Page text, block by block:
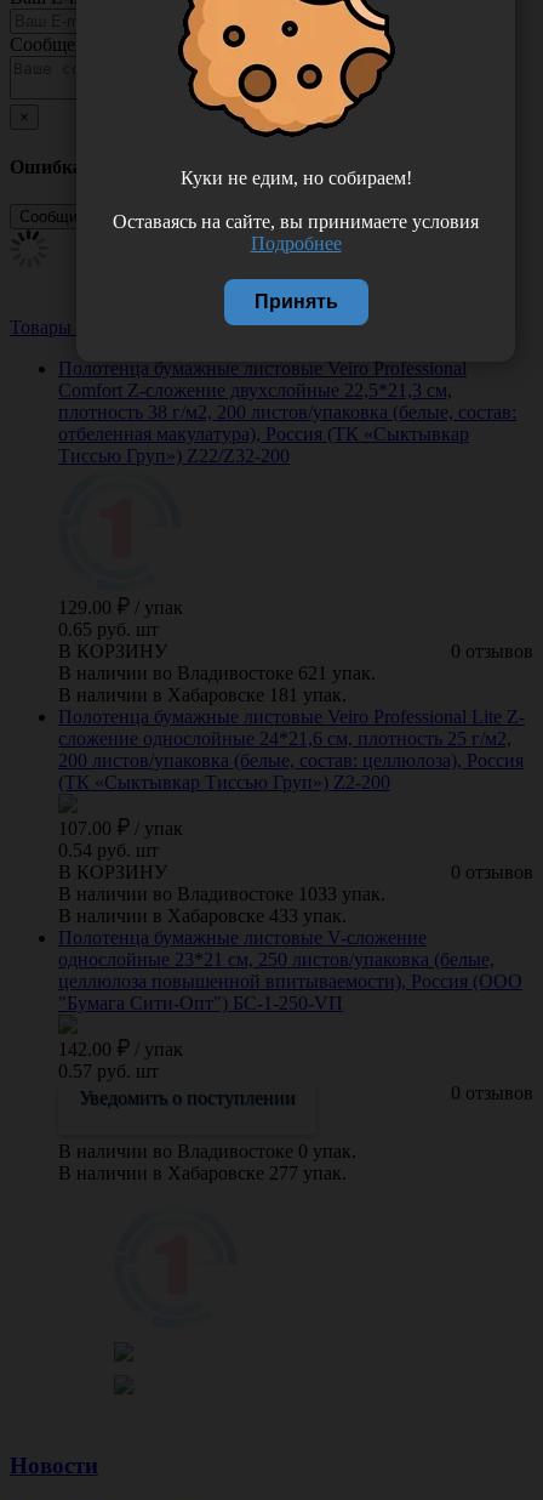
Сообщение
×
Ошибка
Товары из этой категории Посмотреть все
Полотенца бумажные листовые Veiro Professional
Comfort Z-сложение двухслойные 22,5*21,3 см,
плотность 38 г/м2, 200 листов/упаковка (белые, состав:
отбеленная макулатура), Россия (ТК «Сыктывкар
Тиссью Груп») Z22/Z32-200
129.00 / упак
0.65 руб. шт
0 отзывов
В КОРЗИНУ
В наличии во Владивостоке 621 упак.
В наличии в Хабаровске 181 упак.
Полотенца бумажные листовые Veiro Professional Lite Z-
сложение однослойные 24*21,6 см, плотность 25 г/м2,
200 листов/упаковка (белые, состав: целлюлоза), Россия
(ТК «Сыктывкар Тиссью Груп») Z2-200
107.00 / упак
0.54 руб. шт
0 отзывов
В КОРЗИНУ
В наличии во Владивостоке 1033 упак.
В наличии в Хабаровске 433 упак.
Полотенца бумажные листовые V-сложение
однослойные 23*21 см, 250 листов/упаковка (белые,
целлюлоза повышенной впитываемости), Россия (ООО
"Бумага Сити-Опт") БС-1-250-VП
142.00 / упак
0.57 руб. шт
0 отзывов
Уведомить о поступлении
В наличии во Владивостоке 0 упак.
В наличии в Хабаровске 277 упак.
Новости
Куки не едим, но собираем!
Оставаясь на сайте, вы принимаете условия
Подробнее
Принять